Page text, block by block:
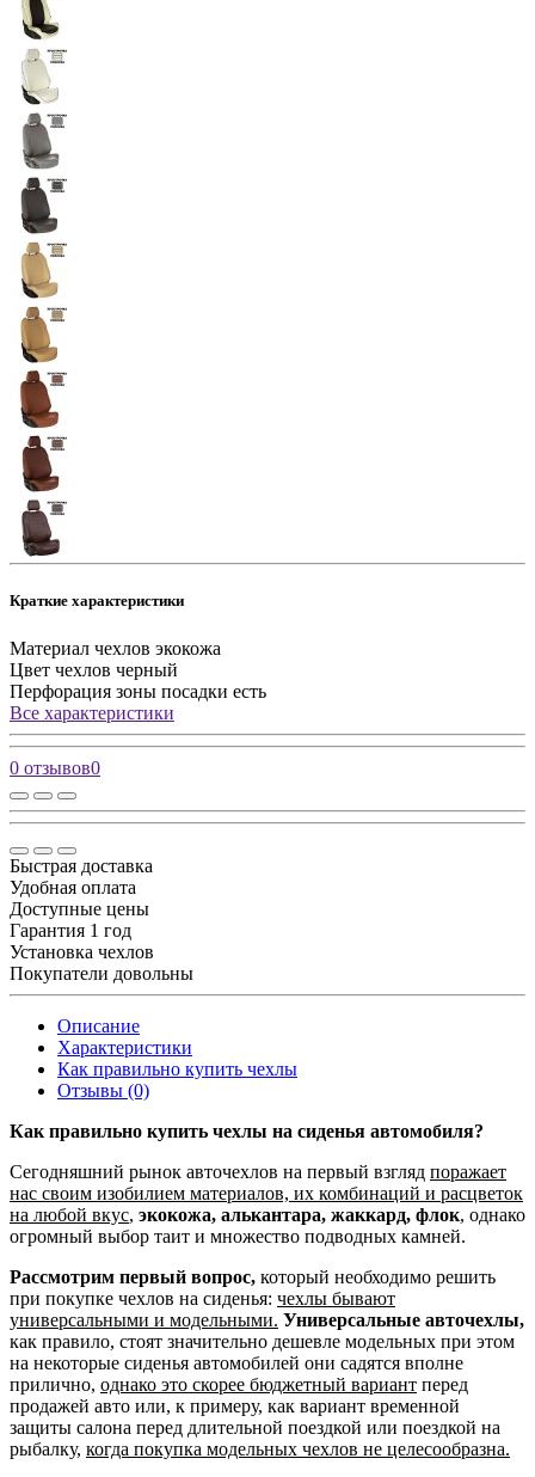
Краткие характеристики
Материал чехлов экокожа
Цвет чехлов черный
Перфорация зоны посадки есть
Все характеристики
0 отзывов0
Быстрая доставка
Удобная оплата
Доступные цены
Гарантия 1 год
Установка чехлов
Покупатели довольны
Описание
Характеристики
Как правильно купить чехлы
Отзывы (0)
Как правильно купить чехлы на сиденья автомобиля?
Сегодняшний рынок авточехлов на первый взгляд поражает
нас своим изобилием материалов, их комбинаций и расцветок
на любой вкус, экокожа, алькантара, жаккард, флок, однако
огромный выбор таит и множество подводных камней.
Рассмотрим первый вопрос, который необходимо решить
при покупке чехлов на сиденья: чехлы бывают
универсальными и модельными. Универсальные авточехлы,
как правило, стоят значительно дешевле модельных при этом
на некоторые сиденья автомобилей они садятся вполне
прилично, однако это скорее бюджетный вариант перед
продажей авто или, к примеру, как вариант временной
защиты салона перед длительной поездкой или поездкой на
рыбалку, когда покупка модельных чехлов не целесообразна.